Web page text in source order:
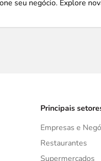
seu negócio. Explore
Principais
Empresas e
Restaurantes
Supermercados